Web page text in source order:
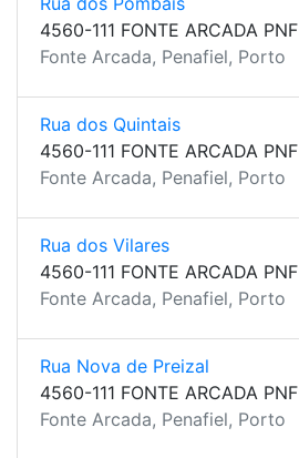
4560-111 FONTE ARCADA PNF
Fonte Arcada, Penafiel, Porto
Rua dos Quintais
4560-111 FONTE ARCADA PNF
Fonte Arcada, Penafiel, Porto
Rua dos Vilares
4560-111 FONTE ARCADA PNF
Fonte Arcada, Penafiel, Porto
Rua Nova de Preizal
4560-111 FONTE ARCADA PNF
Fonte Arcada, Penafiel, Porto